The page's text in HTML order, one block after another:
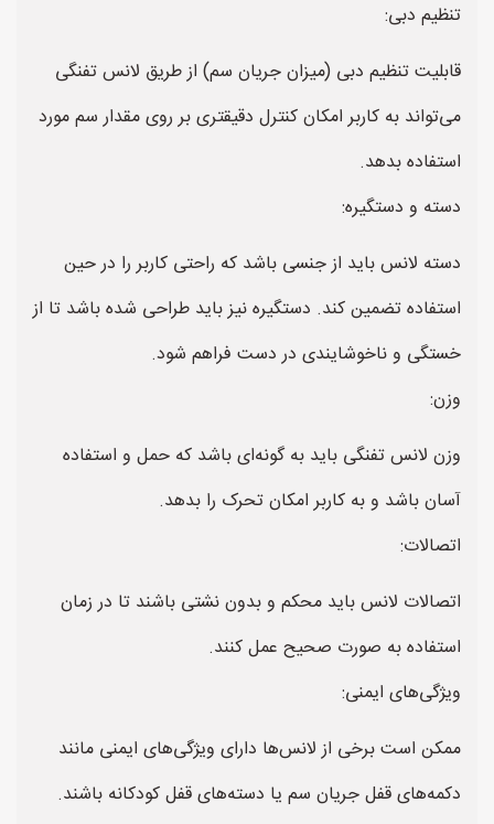
تنظیم دبی:
قابلیت تنظیم دبی (میزان جریان سم) از طریق لانس تفنگی
می‌تواند به کاربر امکان کنترل دقیقتری بر روی مقدار سم مورد
استفاده بدهد.
دسته و دستگیره:
دسته لانس باید از جنسی باشد که راحتی کاربر را در حین
استفاده تضمین کند. دستگیره نیز باید طراحی شده باشد تا از
خستگی و ناخوشایندی در دست فراهم شود.
وزن:
وزن لانس تفنگی باید به گونه‌ای باشد که حمل و استفاده
آسان باشد و به کاربر امکان تحرک را بدهد.
اتصالات:
اتصالات لانس باید محکم و بدون نشتی باشند تا در زمان
استفاده به صورت صحیح عمل کنند.
ویژگی‌های ایمنی:
ممکن است برخی از لانس‌ها دارای ویژگی‌های ایمنی مانند
دکمه‌های قفل جریان سم یا دسته‌های قفل کودکانه باشند.